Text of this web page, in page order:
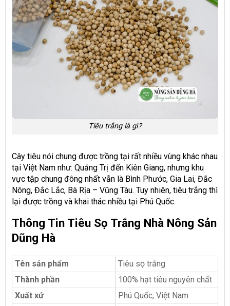
Tiêu trắng là gì?
Cây tiêu nói chung được trồng tại rất nhiều vùng khác nhau
tại Việt Nam như: Quảng Trị đến Kiên Giang, nhưng khu
vực tập chung đông nhất vẫn là Bình Phước, Gia Lai, Đắc
Nông, Đắc Lắc, Bà Rịa – Vũng Tàu. Tuy nhiên, tiêu trắng thì
lại được trồng và khai thác nhiều tại Phú Quốc.
Thông Tin Tiêu Sọ Trắng Nhà Nông Sản
Dũng Hà
Tên sản phẩm
Tiêu sọ trắng
Thành phần
100% hạt tiêu nguyên chất
Xuất xứ
Phú Quốc, Việt Nam